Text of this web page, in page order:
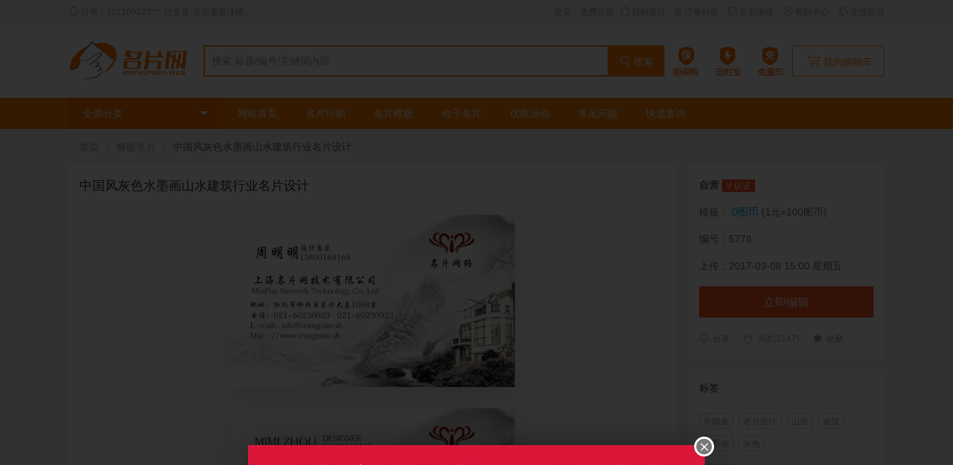
搜索 我的购物车
全部分类 网站首页 名片印刷 名片模板 电子名片 优惠活动 常见问题 快递查询
中国风灰色水墨画山水建筑行业名片设计
中国风灰色水墨画山水建筑行业名片设计 自营 V 认证
模板： 0图币 (1元=100图币)
编号：5778
上传：2017-09-08 15:00 星期五
立即编辑
标签
水墨画